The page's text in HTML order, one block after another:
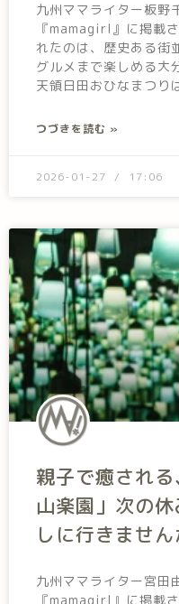
九州ママライター板野
『mamagirl』に掲載
れたのは、歴史ある街
グルメまで楽しめる大
天領日田おひなまつり
つづきを読む »
2026-01-27 17:06
親子で癒され
山楽園」次の
しに行きません
九州ママライター宮田
『mamagirl』に掲載